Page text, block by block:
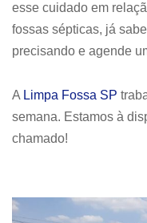
esse cuidado em
fossas sépticas, já
precisando e agende
A Limpa Fossa SP
semana. Estamos à
chamado!